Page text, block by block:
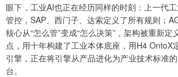
眼下，工业AI也正在经历同样的时刻：上一代
管控，SAP、西门子、达索定义了所有规则；
核心从“怎么管”变成“怎么决策”，架构被重新
点，用十年构建了工业本体底座，用H4 OntoX
引擎，正在将引擎从产品进化为产业技术标准
台。